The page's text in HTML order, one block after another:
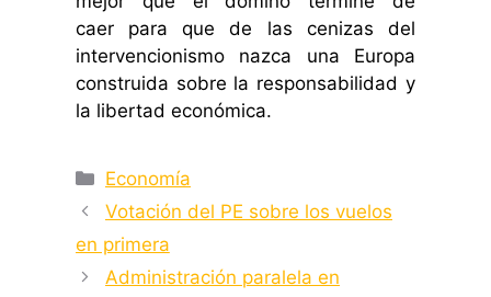
caer para que de las cenizas del
intervencionismo nazca una Europa
construida sobre la responsabilidad y
la libertad económica.
Categorías
Economía
Votación del PE sobre los vuelos
en primera
Administración paralela en